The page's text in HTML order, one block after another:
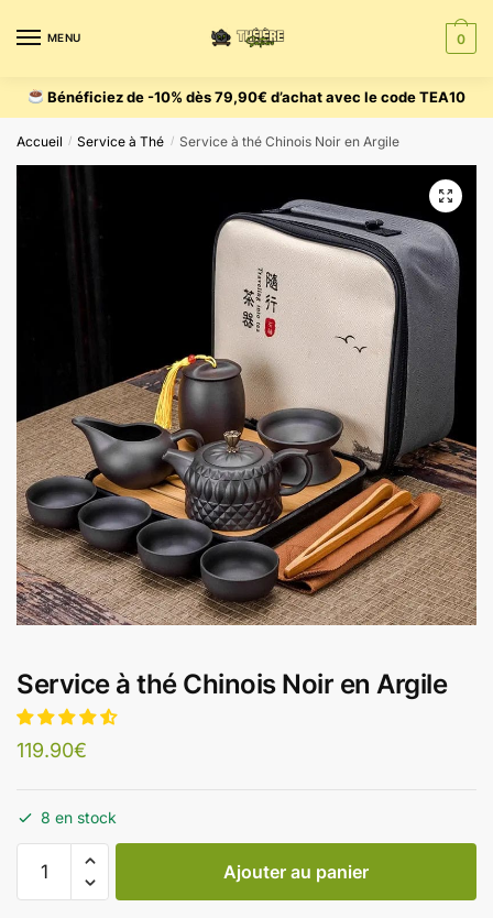
MENU 0
Bénéficiez de -10% dès 79,90€ d’achat avec le code TEA10
Accueil / Service à Thé / Service à thé Chinois Noir en Argile
Service à thé Chinois Noir en Argile
119.90€
8 en stock
Ajouter au panier